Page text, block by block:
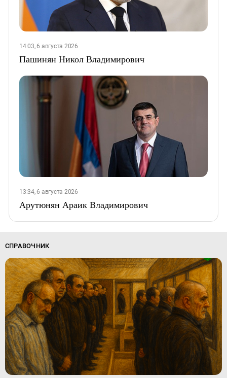
14:03, 6 августа 2026
Пашинян Никол Владимирович
13:34, 6 августа 2026
Арутюнян Араик Владимирович
СПРАВОЧНИК